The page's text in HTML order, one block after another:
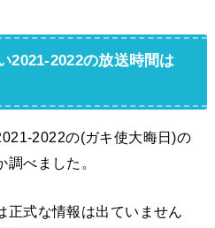
2021-2022の放送時間は
2022の(ガキ使大晦日)の
べました。
正式な情報は出ていません